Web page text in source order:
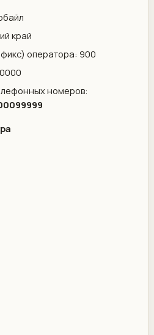
край
оператора: 900
номеров: